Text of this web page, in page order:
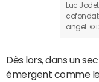
Luc
angel.
©
Dès lors, dans un
émergent comme